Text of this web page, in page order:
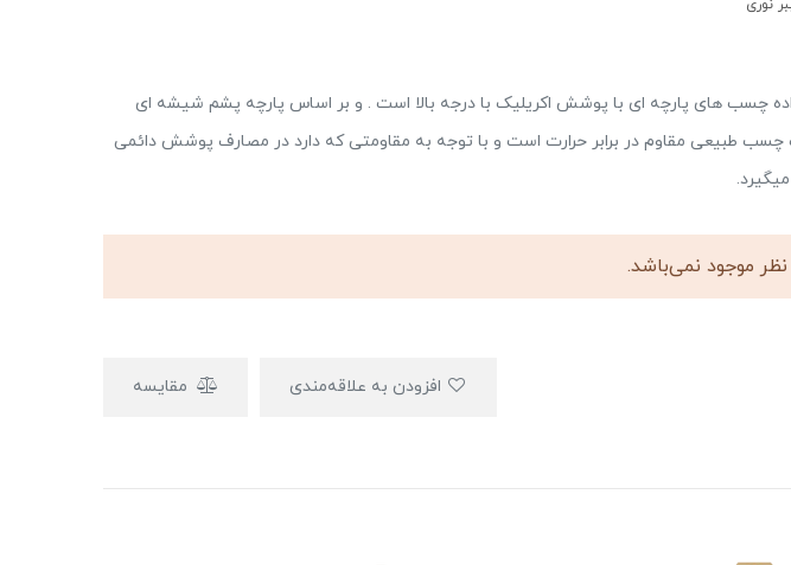
نوری
چسب های پارچه ای با پوشش اکریلیک با درجه بالا است . و بر اساس پارچه پشم شیشه ای
طبیعی مقاوم در برابر حرارت است و با توجه به مقاومتی که دارد در مصارف پوشش دائمی
موجود نمی‌باشد.
مقایسه